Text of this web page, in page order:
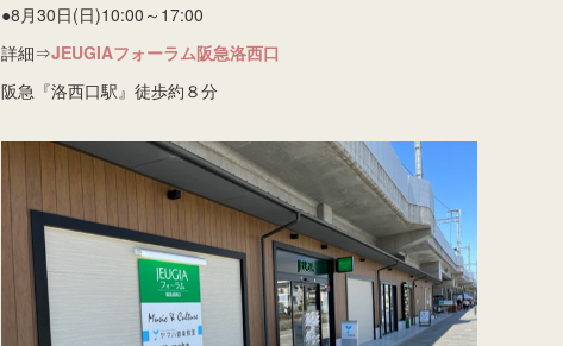
●8月30日(日)10:00～17:00
詳細⇒JEUGIAフォーラム阪急洛西口
阪急『洛西口駅』徒歩約８分